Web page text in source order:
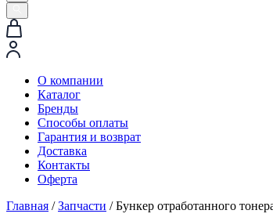
О компании
Каталог
Бренды
Способы оплаты
Гарантия и возврат
Доставка
Контакты
Оферта
Главная /Запчасти / Бункер отработанного